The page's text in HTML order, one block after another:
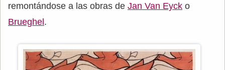
remontándose a las obras de Jan Van Eyck o
Brueghel.